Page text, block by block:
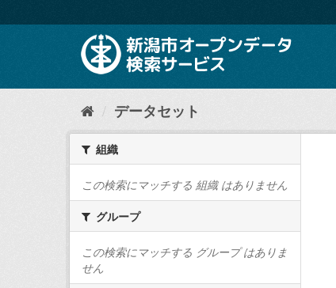
キ
て
データセット
組織
この検索にマッチする 組織 はありません
グループ
この検索にマッチする グループ はありま
せん